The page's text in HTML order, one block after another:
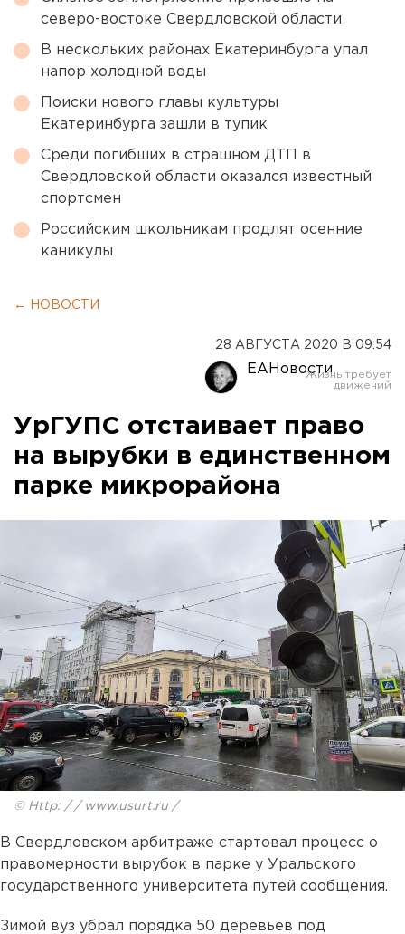
северо-востоке Свердловской области
В нескольких районах Екатеринбурга упал
напор холодной воды
Поиски нового главы культуры
Екатеринбурга зашли в тупик
Среди погибших в страшном ДТП в
Свердловской области оказался известный
спортсмен
Российским школьникам продлят осенние
каникулы
← НОВОСТИ
28 АВГУСТА 2020 В 09:54
ЕАНовости
УрГУПС отстаивает право
на вырубки в единственном
парке микрорайона
© Http: / / www.usurt.ru /
В Свердловском арбитраже стартовал процесс о
правомерности вырубок в парке у Уральского
государственного университета путей сообщения.
Зимой вуз убрал порядка 50 деревьев под